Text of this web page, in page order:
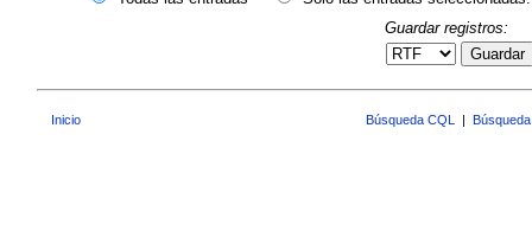
Guardar registros:
Guardar
Inicio Búsqueda CQL